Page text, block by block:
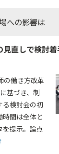
への影響は
見直しで検
の働き方改革
基づき、制
る検討会の初
間は全体と
を提示。論点